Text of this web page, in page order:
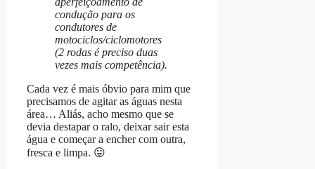
condução para os
condutores de
motociclos/ciclomotores
(2 rodas é preciso duas
vezes mais competência).
Cada vez é mais óbvio para mim que
precisamos de agitar as águas nesta
área… Aliás, acho mesmo que se
devia destapar o ralo, deixar sair esta
água e começar a encher com outra,
fresca e limpa. 😛